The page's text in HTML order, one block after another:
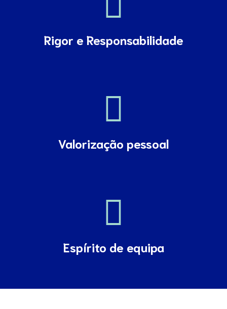
Rigor e Responsabilidade
Valorização pessoal
Espírito de equipa